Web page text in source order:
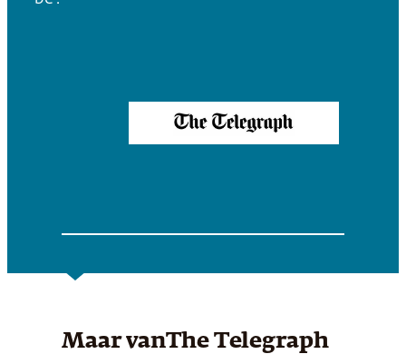
Maar vanThe Telegraph